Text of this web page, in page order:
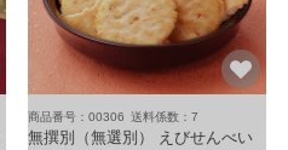
商品番号：00306 送料係数：7
無撰別（無選別） えびせんべい